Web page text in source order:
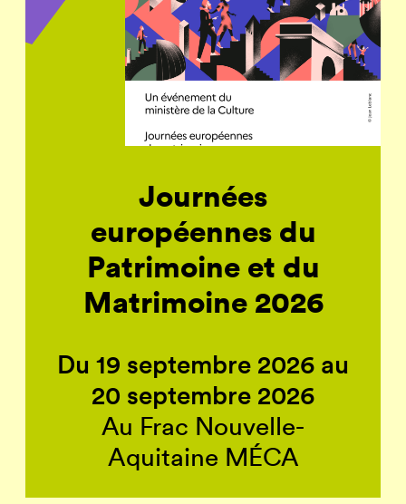
Journées
européennes du
Patrimoine et du
Matrimoine 2026
Du 19 septembre 2026 au
20 septembre 2026
Au Frac Nouvelle-
Aquitaine MÉCA